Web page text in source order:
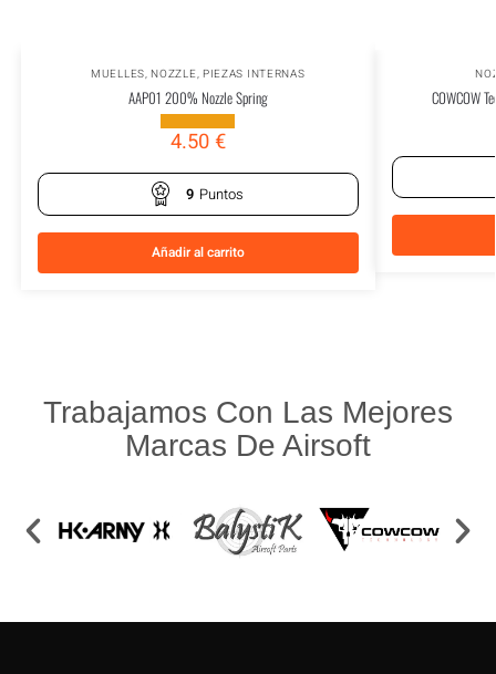
MUELLES,NOZZLE, PIEZAS INTERNAS
AAP01 200% Nozzle Spring
4.50€
9 Puntos
Añadir al carrito
COWCOW
Trabajamos Con Las Mejores
Marcas De Airsoft